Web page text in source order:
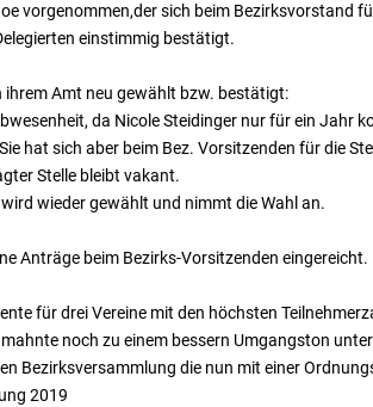
vorgenommen,der sich beim
einstimmig bestätigt.
ihrem Amt neu gewählt bzw. bestätigt:
da Nicole Steidinger nur für ein
hat sich aber beim Bez. Vorsitzenden für die
Stelle bleibt vakant.
wieder gewählt und nimmt die Wahl an.
Anträge beim Bezirks-Vorsitzenden eingereicht.
für drei Vereine mit den höchsten
noch zu einem bessern Umgangston
Bezirksversammlung die nun mit einer
2019